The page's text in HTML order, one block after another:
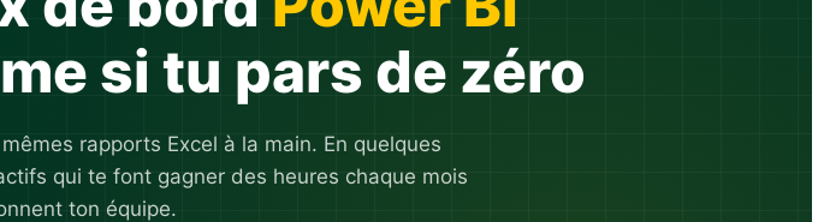
si tu pars de zéro
rapports Excel à la main. En quelques
qui te font gagner des heures chaque mois
ton équipe.